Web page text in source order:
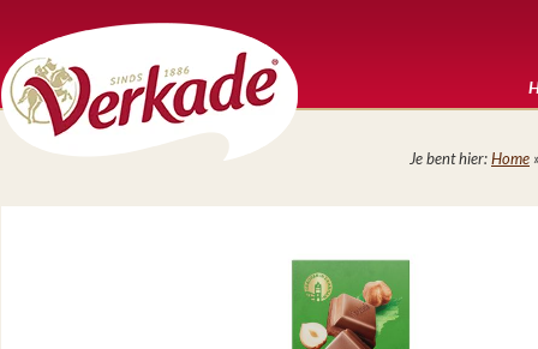
Je bent hier:Home